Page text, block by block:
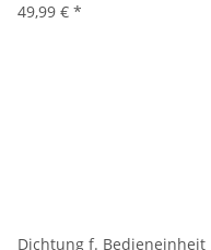
49,99 € *
Dichtung f. Bedieneinheit